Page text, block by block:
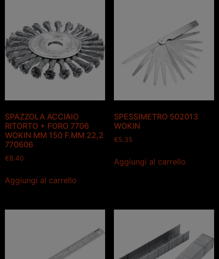
SPAZZOLA ACCIAIO
RITORTO + FORO 7706
WOKIN MM 150 F.MM 22,2
770606
€8.40
Aggiungi al carrello
SPESSIMETRO 502013
WOKIN
€5.35
Aggiungi al carrello